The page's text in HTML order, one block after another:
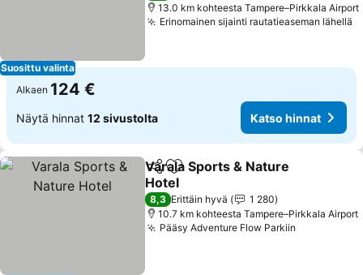
Suosittu valinta
13.0 km kohteesta Tampere–Pirkkala Airport
Erinomainen sijainti rautatieaseman lähellä
Alkaen 124 €
Näytä hinnat 12 sivustolta Katso hinnat
Jaa Lisää suosikkeihin
Varala Sports & Nature
Hotel
Katso hinnat
8,3 Erittäin hyvä
1 280
10.7 km kohteesta Tampere–Pirkkala Airport
Pääsy Adventure Flow Parkiin